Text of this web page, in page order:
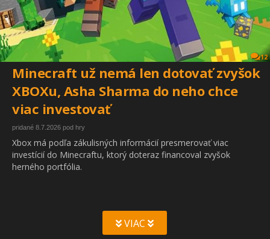
12
Minecraft už nemá len dotovať zvyšok
XBOXu, Asha Sharma do neho chce
viac investovať
pridané 8.7.2026 pod hry
Xbox má podľa zákulisných informácií presmerovať viac
investícií do Minecraftu, ktorý doteraz financoval zvyšok
herného portfólia.
VIAC